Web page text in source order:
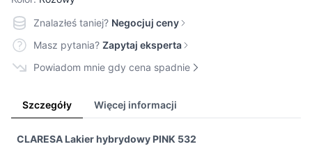
Znalazłeś taniej? Negocjuj ceny
Masz pytania? Zapytaj eksperta
Powiadom mnie gdy cena spadnie
Szczegóły Więcej informacji
CLARESA Lakier hybrydowy PINK 532